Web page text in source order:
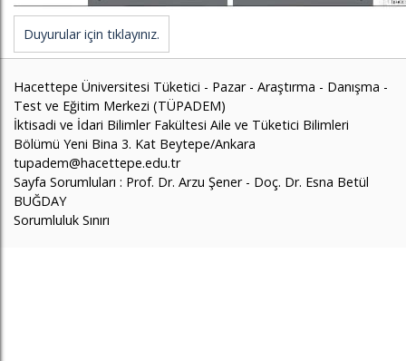
Duyurular için tıklayınız.
Hacettepe Üniversitesi Tüketici - Pazar - Araştırma - Danışma -
Test ve Eğitim Merkezi (TÜPADEM)
İktisadi ve İdari Bilimler Fakültesi Aile ve Tüketici Bilimleri
Bölümü Yeni Bina 3. Kat Beytepe/Ankara
tupadem@hacettepe.edu.tr
Sayfa Sorumluları : Prof. Dr. Arzu Şener - Doç. Dr. Esna Betül
BUĞDAY
Sorumluluk Sınırı